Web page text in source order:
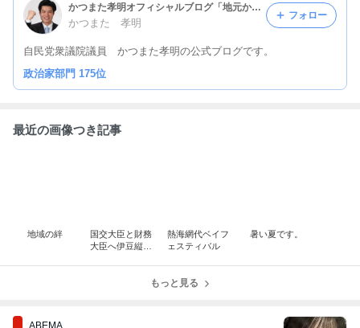
かつまた孝明オフィシャルブログ「地元から『日本再生』ふるさとの新鮮力」Powered by Ameba
かつまた 孝明
自民党衆議院議員 かつまた孝明の公式ブログです。
フォロー
政治家部門 175位
最近の画像つき記事
地域の絆
国交大臣と財務
大臣へ伊豆縦貫
熱海網代ベイフ
ェスティバル
暑い夏です。
もっと見る
ABEMA